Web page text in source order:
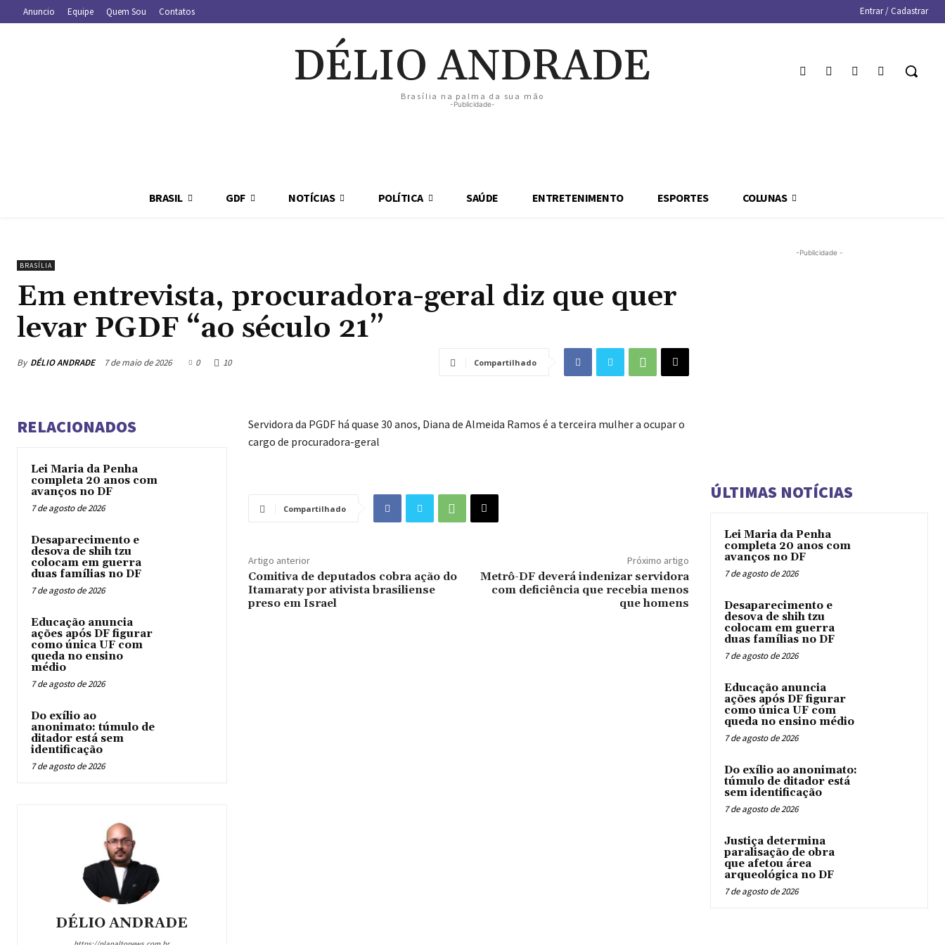
Anuncio Equipe Quem Sou Contatos Entrar / Cadastrar
DÉLIO ANDRADE
Brasília na palma da sua mão
-Publicidade-
BRASIL GDF NOTÍCIAS POLÍTICA SAÚDE ENTRETENIMENTO ESPORTES COLUNAS
BRASÍLIA
Em entrevista, procuradora-geral diz que quer
levar PGDF “ao século 21”
By DÉLIO ANDRADE 7 de maio de 2026 0 10 Compartilhado
RELACIONADOS
Lei Maria da Penha
completa 20 anos com
avanços no DF
7 de agosto de 2026
Desaparecimento e
desova de shih tzu
colocam em guerra
duas famílias no DF
7 de agosto de 2026
Educação anuncia
ações após DF figurar
como única UF com
queda no ensino
médio
7 de agosto de 2026
Do exílio ao
anonimato: túmulo de
ditador está sem
identificação
7 de agosto de 2026
DÉLIO ANDRADE
Servidora da PGDF há quase 30 anos, Diana de Almeida Ramos é a terceira mulher a ocupar o
cargo de procuradora-geral
Compartilhado
Artigo anterior
Comitiva de deputados cobra ação do
Itamaraty por ativista brasiliense
preso em Israel
Próximo artigo
Metrô-DF deverá indenizar servidora
com deficiência que recebia menos
que homens
-Publicidade -
ÚLTIMAS NOTÍCIAS
Lei Maria da Penha
completa 20 anos com
avanços no DF
7 de agosto de 2026
Desaparecimento e
desova de shih tzu
colocam em guerra
duas famílias no DF
7 de agosto de 2026
Educação anuncia
ações após DF figurar
como única UF com
queda no ensino médio
7 de agosto de 2026
Do exílio ao anonimato:
túmulo de ditador está
sem identificação
7 de agosto de 2026
Justiça determina
paralisação de obra
que afetou área
arqueológica no DF
7 de agosto de 2026